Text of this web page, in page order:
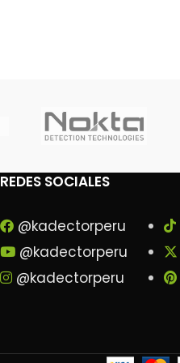
REDES SOCIALES
@kadectorperu
@kadectorperu
@kadectorperu